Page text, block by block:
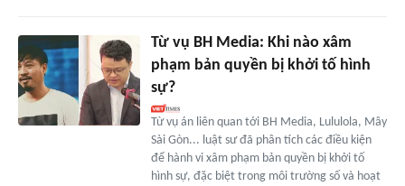
Từ vụ BH Media: Khi nào xâm
phạm bản quyền bị khởi tố hình
sự?
Từ vụ án liên quan tới BH Media, Lululola, Mây
Sài Gòn... luật sư đã phân tích các điều kiện
để hành vi xâm phạm bản quyền bị khởi tố
hình sự, đặc biệt trong môi trường số và hoạt